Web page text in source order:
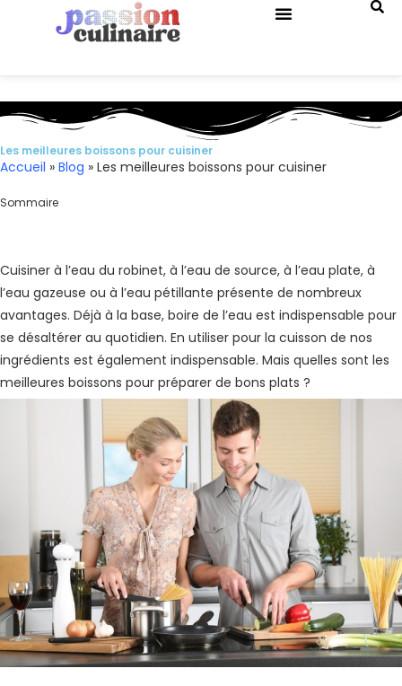
Les meilleures boissons pour cuisiner
Accueil » Blog » Les meilleures boissons pour cuisiner
Sommaire
Cuisiner à l’eau du robinet, à l’eau de source, à l’eau plate, à
l’eau gazeuse ou à l’eau pétillante présente de nombreux
avantages. Déjà à la base, boire de l’eau est indispensable pour
se désaltérer au quotidien. En utiliser pour la cuisson de nos
ingrédients est également indispensable. Mais quelles sont les
meilleures boissons pour préparer de bons plats ?